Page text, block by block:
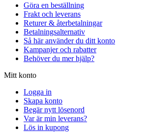
Göra en beställning
Frakt och leverans
Returer & återbetalningar
Betalningsalternativ
Så här använder du ditt konto
Kampanjer och rabatter
Behöver du mer hjälp?
Mitt konto
Logga in
Skapa konto
Begär nytt lösenord
Var är min leverans?
Lös in kupong